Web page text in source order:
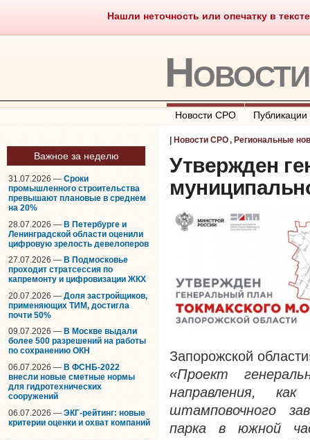
Нашли неточность или опечатку в
Саморегулирование Что
Новости СРО Публикации
Важное за неделю
31.07.2026 — Сроки
промышленного строительства
превышают плановые в среднем
на 20%
28.07.2026 — В Петербурге и
Ленинградской области оценили
цифровую зрелость девелоперов
27.07.2026 — В Подмосковье
проходит стратсессия по
капремонту и цифровизации ЖКХ
20.07.2026 — Доля застройщиков,
применяющих ТИМ, достигла
почти 50%
09.07.2026 — В Москве выдали
более 500 разрешений на работы
по сохранению ОКН
06.07.2026 — В ФСНБ-2022
внесли новые сметные нормы
для гидротехнических
сооружений
06.07.2026 — ЭКГ-рейтинг: новые
критерии оценки и охват компаний
Новости СРО, Региональные
Утвержден
Запорожской
«Проект
направления, как
штамповочного
парка в южной